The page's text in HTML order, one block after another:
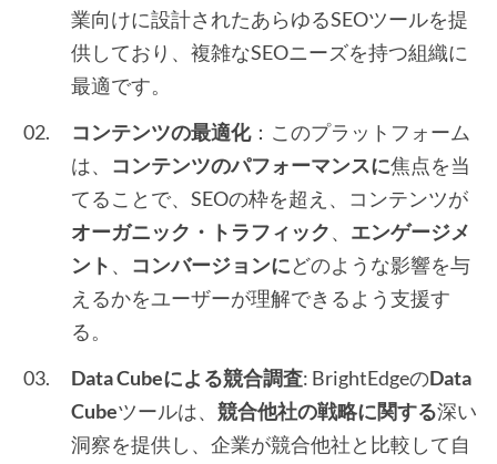
業向けに設計されたあらゆるSEOツールを提
供しており、複雑なSEOニーズを持つ組織に
最適です。
コンテンツの最適化：このプラットフォーム
は、 コンテンツのパフォーマンスに焦点を当
てることで、SEOの枠を超え、コンテンツが
オーガニック・トラフィック、 エンゲージメ
ント 、 コンバージョンにどのような影響を与
えるかをユーザーが理解できるよう支援す
る。
Data Cubeによる競合調査: BrightEdgeのData
Cubeツールは、 競合他社の戦略に関する深い
洞察を提供し、企業が競合他社と比較して自